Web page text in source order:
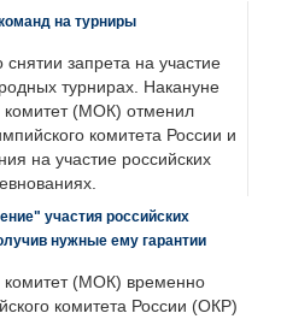
на турниры
снятии запрета на участие
турнирах. Накануне
(МОК) отменил
комитета России и
на участие российских
участия российских
нужные ему гарантии
(МОК) временно
комитета России (ОКР)